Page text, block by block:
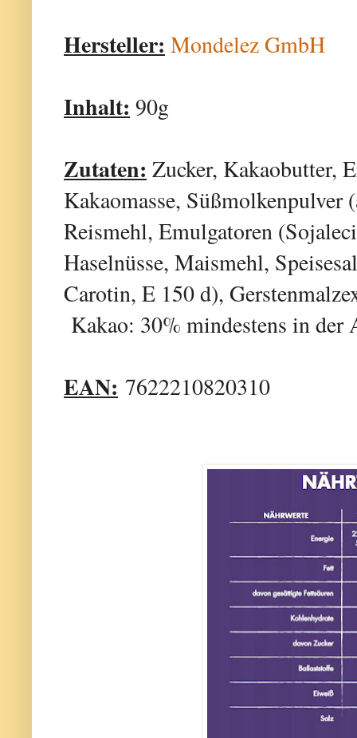
Hersteller: Mondelez GmbH
Inhalt: 90g
Zutaten: Zucker, Kakaobutter,
Kakaomasse,
Reismehl, Emulgatoren
Haselnüsse, Maismehl,
Carotin, E 150 d),
Kakao: 30% mindestens in
EAN: 7622210820310